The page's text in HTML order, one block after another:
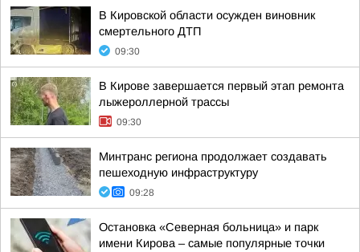
В Кировской области осужден виновник
смертельного ДТП
09:30
В Кирове завершается первый этап ремонта
лыжероллерной трассы
09:30
Минтранс региона продолжает создавать
пешеходную инфраструктуру
09:28
Остановка «Северная больница» и парк
имени Кирова – самые популярные точки